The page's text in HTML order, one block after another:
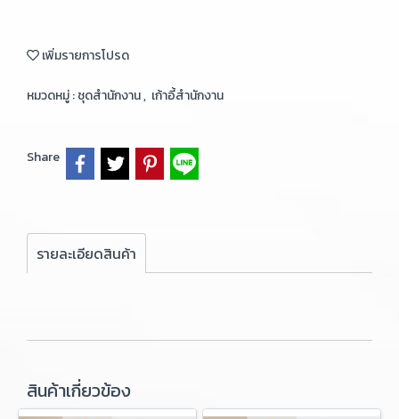
เพิ่มรายการโปรด
หมวดหมู่ :ชุดสำนักงาน, เก้าอี้สำนักงาน
Share
รายละเอียดสินค้า
สินค้าเกี่ยวข้อง